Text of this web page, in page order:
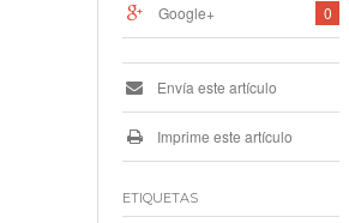
0
Google+
Envía este artículo
Imprime este artículo
ETIQUETAS